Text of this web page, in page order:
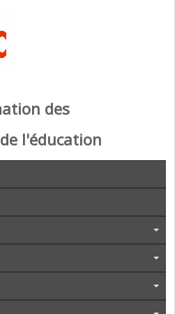
des
l'éducation